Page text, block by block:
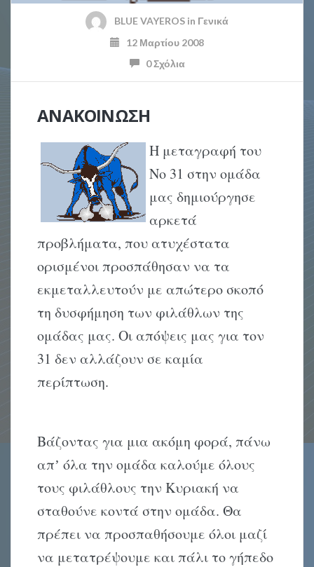
BLUE VAYEROS in Γενικά
12 Μαρτίου 2008
0 Σχόλια
ΑΝΑΚΟΙΝΩΣΗ
Η μεταγραφή του
Νο 31 στην ομάδα
μας δημιούργησε
αρκετά
προβλήματα, που ατυχέστατα
ορισμένοι προσπάθησαν να τα
εκμεταλλευτούν με απώτερο σκοπό
τη δυσφήμηση των φιλάθλων της
ομάδας μας. Οι απόψεις μας για τον
31 δεν αλλάζουν σε καμία
περίπτωση.
Βάζοντας για μια ακόμη φορά, πάνω
απʼ όλα την ομάδα καλούμε όλους
τους φιλάθλους την Κυριακή να
σταθούνε κοντά στην ομάδα. Θα
πρέπει να προσπαθήσουμε όλοι μαζί
να μετατρέψουμε και πάλι το γήπεδο